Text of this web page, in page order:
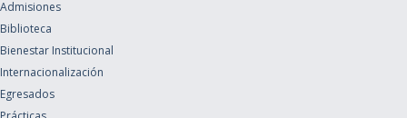
Admisiones
Biblioteca
Bienestar Institucional
Internacionalización
Egresados